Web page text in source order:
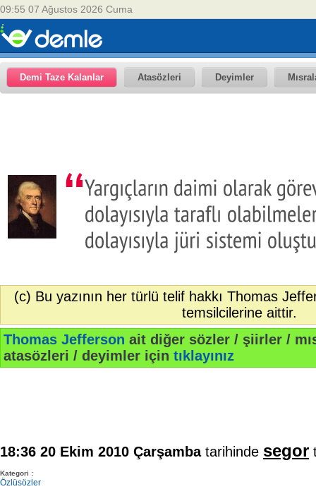
09:55 07 Ağustos 2026 Cuma
Demi Taze Kalanlar Atasözleri Deyimler
(c) Bu yazının her türlü telif hakkı Thomas
temsilcilerine aittir.
Thomas Jefferson ait diğer sözler / şiirler /
atasözleri / deyimler için tıklayınız
18:36 20 Ekim 2010 Çarşambatarihinde segor
Kategori :
Özlüsözler